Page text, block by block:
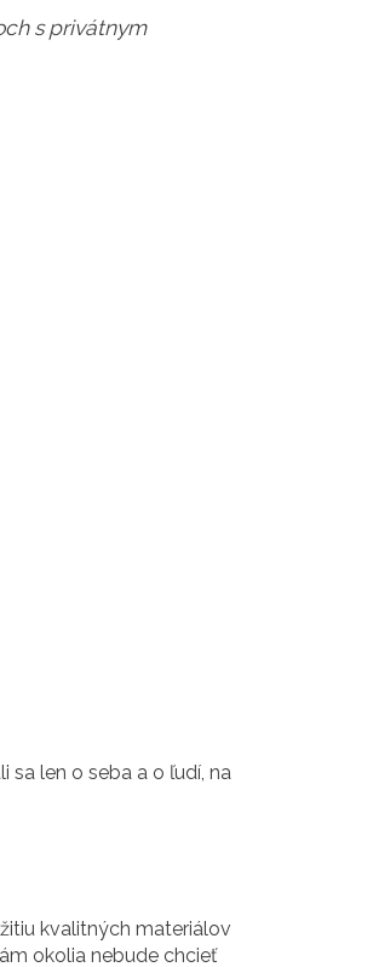
s privátnym
sa len o seba a o ľudí, na
kvalitných materiálov
okolia nebude chcieť